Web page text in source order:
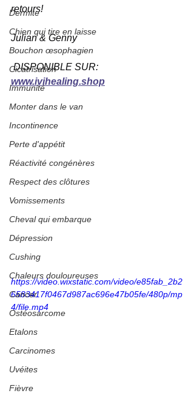
Dermite
Chien qui tire en laisse
Bouchon œsophagien
Cicatrisation
Immunité
Monter dans le van
Incontinence
Perte d'appétit
Réactivité congénères
Respect des clôtures
Vomissements
Cheval qui embarque
Dépression
Cushing
Chaleurs douloureuses
Cancer
Ostéosarcome
Etalons
Carcinomes
Uvéites
Fièvre
retours!
Julian & Genny
DISPONIBLE SUR:
www.ivihealing.shop
https://video.wixstatic.com/video/e85fab_2b2
6583417f0467d987ac696e47b05fe/480p/mp
4/file.mp4